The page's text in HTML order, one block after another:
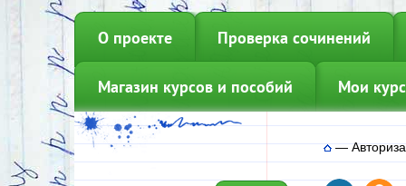
О проекте Проверка сочинений
Магазин курсов и пособий Мои
—